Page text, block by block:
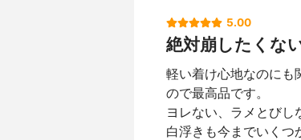
5.00
絶対崩したくな
軽い着け心地なのにも
ので最高品です。
ヨレない、ラメとびし
白浮きも今までいくつ